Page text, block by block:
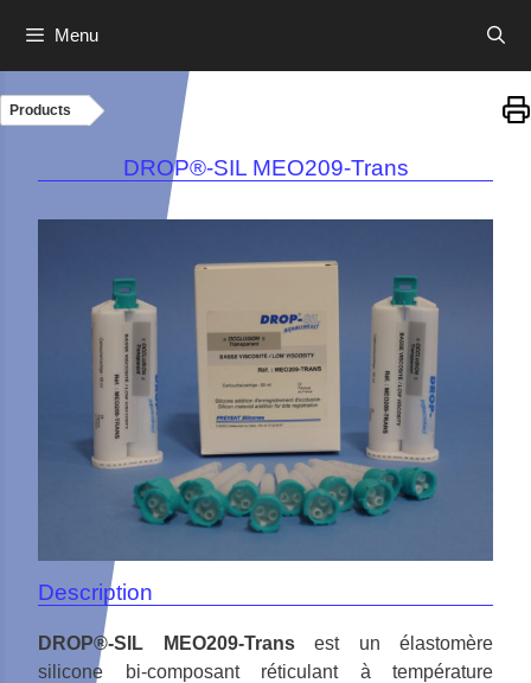
to
Menu
Products
DROP®-SIL MEO209-Trans
Description
DROP®-SIL MEO209-Trans est un élastomère
silicone bi-composant réticulant à température